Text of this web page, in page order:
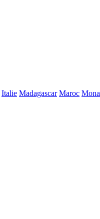
Italie Madagascar Maroc